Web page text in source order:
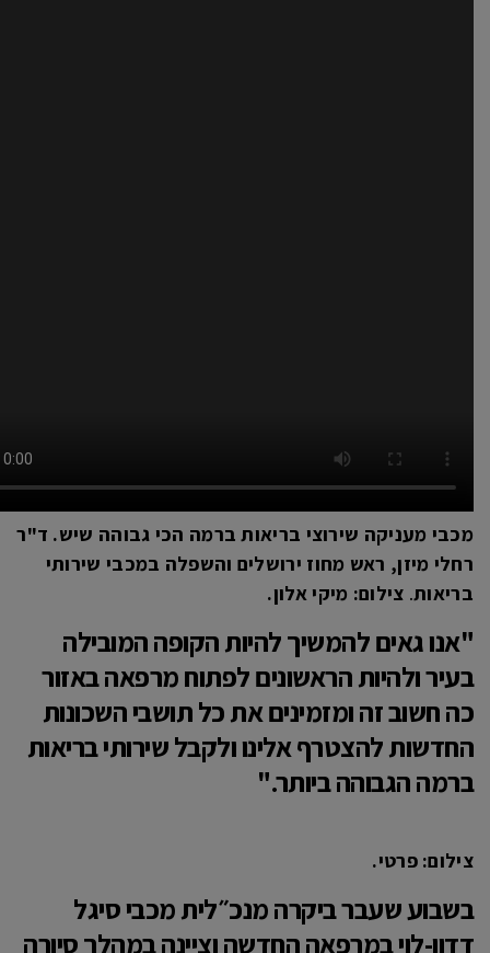
מכבי מעניקה שירוצי בריאות ברמה הכי גבוהה שיש. ד"ר
רחלי מיזן, ראש מחוז ירושלים והשפלה במכבי שירותי
בריאות. צילום: מיקי אלון.
"אנו גאים להמשיך להיות הקופה המובילה
בעיר ולהיות הראשונים לפתוח מרפאה באזור
כה חשוב זה ומזמינים את כל תושבי השכונות
החדשות להצטרף אלינו ולקבל שירותי בריאות
ברמה הגבוהה ביותר."
צילום: פרטי.
בשבוע שעבר ביקרה מנכ״לית מכבי סיגל
דדון-לוי במרפאה החדשה וציינה במהלך סיורה